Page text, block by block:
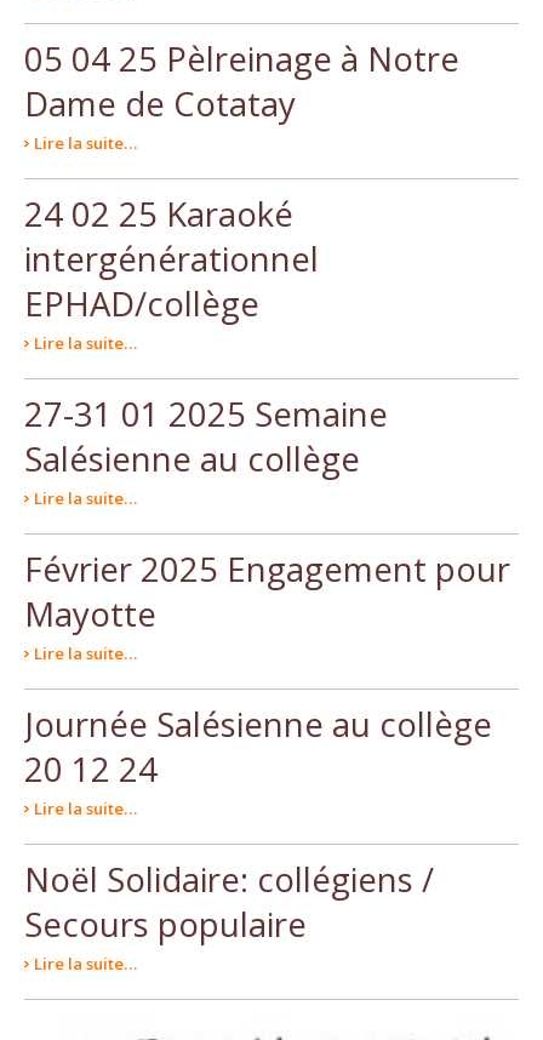
05 04 25 Pèlreinage à Notre
Dame de Cotatay
Lire la suite…
24 02 25 Karaoké
intergénérationnel
EPHAD/collège
Lire la suite…
27-31 01 2025 Semaine
Salésienne au collège
Lire la suite…
Février 2025 Engagement pour
Mayotte
Lire la suite…
Journée Salésienne au collège
20 12 24
Lire la suite…
Noël Solidaire: collégiens /
Secours populaire
Lire la suite…